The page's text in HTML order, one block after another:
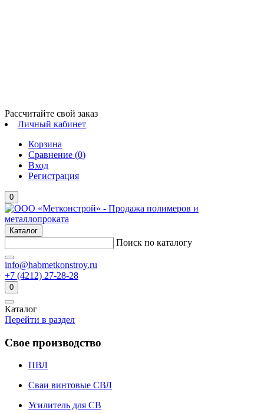
Рассчитайте свой заказ
Личный кабинет
Корзина
Сравнение (0)
Вход
Регистрация
0
Каталог
Поиск по каталогу
info@habmetkonstroy.ru
+7 (4212) 27-28-28
0
Каталог
Перейти в раздел
Свое производство
ПВЛ
Сваи винтовые СВЛ
Усилитель для СВ